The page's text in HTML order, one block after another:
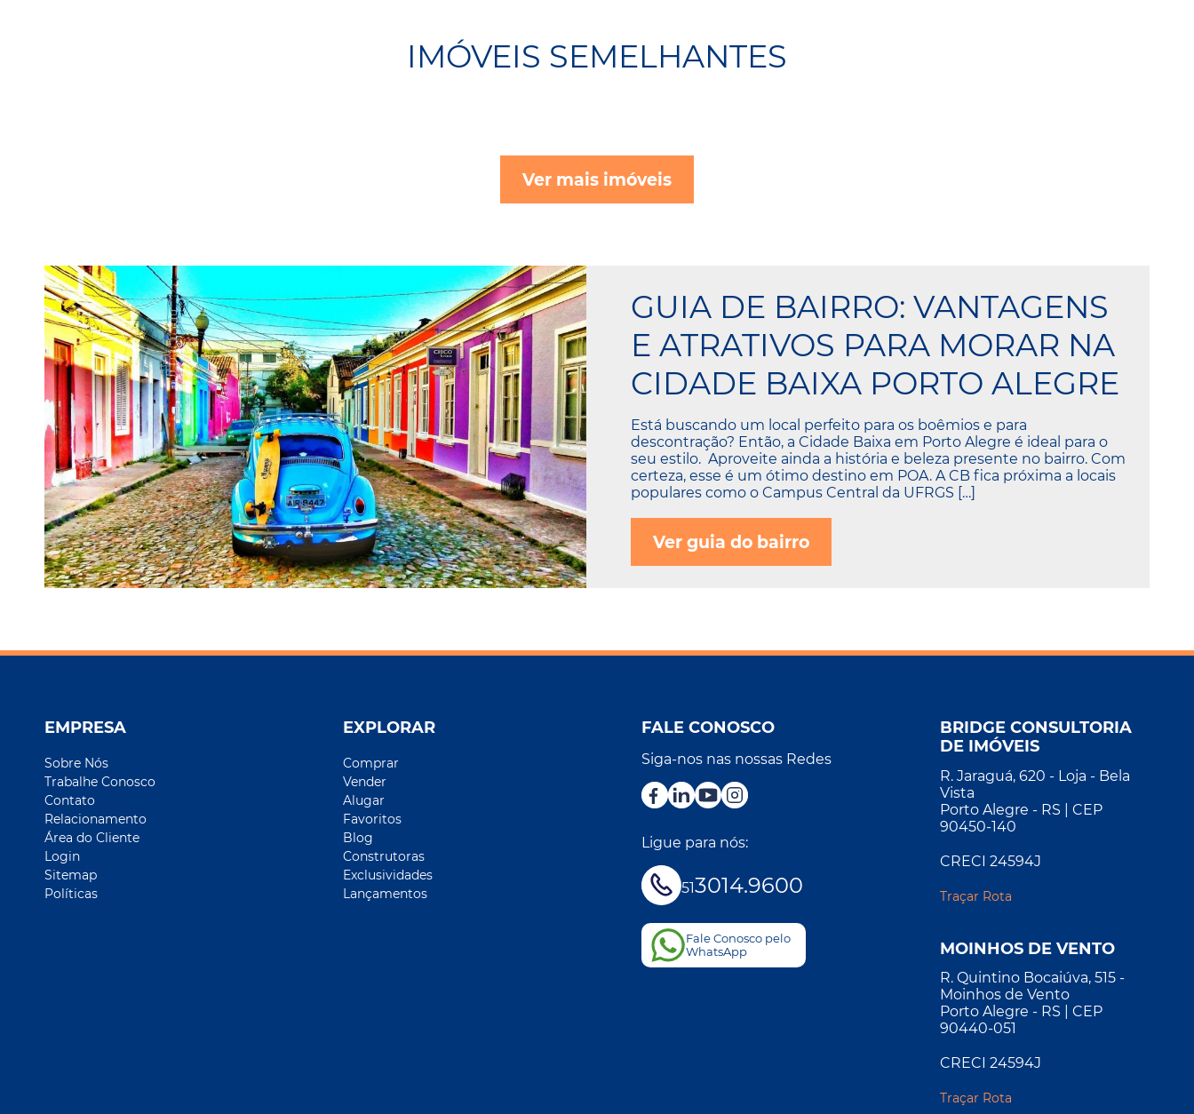
IMÓVEIS SEMELHANTES
Ver mais imóveis
GUIA DE BAIRRO: VANTAGENS
E ATRATIVOS PARA MORAR NA
CIDADE BAIXA PORTO ALEGRE
Está buscando um local perfeito para os boêmios e para
descontração? Então, a Cidade Baixa em Porto Alegre é ideal para o
seu estilo. Aproveite ainda a história e beleza presente no bairro. Com
certeza, esse é um ótimo destino em POA. A CB fica próxima a locais
populares como o Campus Central da UFRGS […]
Ver guia do bairro
EMPRESA
Sobre Nós
Trabalhe Conosco
Contato
Relacionamento
Área do Cliente
Login
Sitemap
Políticas
EXPLORAR
Comprar
Vender
Alugar
Favoritos
Blog
Construtoras
Exclusividades
Lançamentos
FALE CONOSCO
Siga-nos nas nossas Redes
Ligue para nós:
513014.9600
Fale Conosco pelo
WhatsApp
BRIDGE CONSULTORIA
DE IMÓVEIS
R. Jaraguá, 620 - Loja - Bela
Vista
Porto Alegre - RS | CEP
90450-140
CRECI 24594J
Traçar Rota
MOINHOS DE VENTO
R. Quintino Bocaiúva, 515 -
Moinhos de Vento
Porto Alegre - RS | CEP
90440-051
CRECI 24594J
Traçar Rota